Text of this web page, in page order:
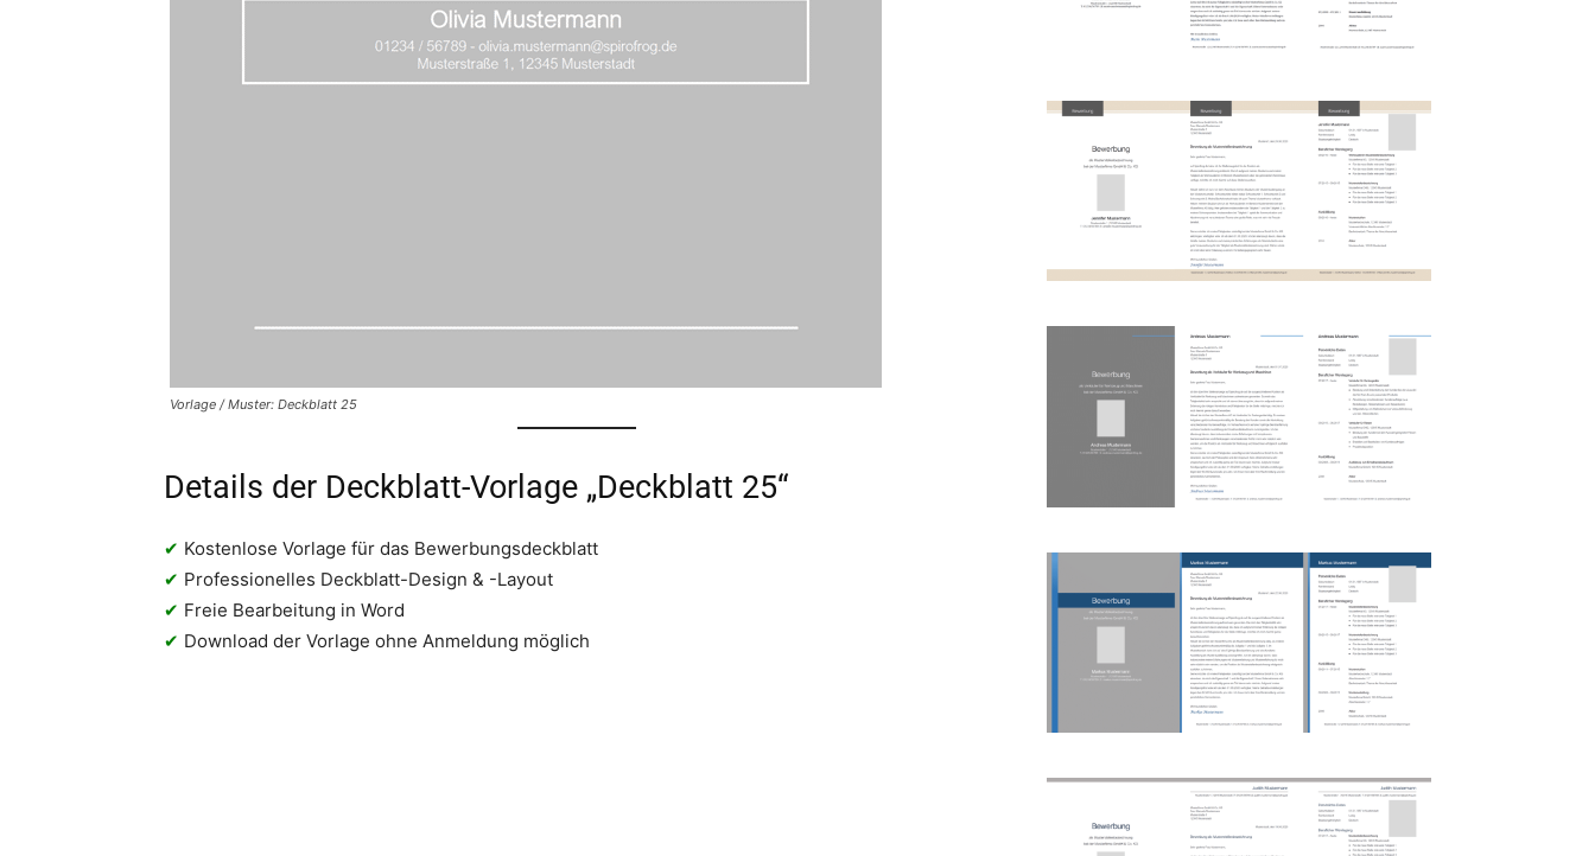
Vorlage / Muster: Deckblatt 25
Details der Deckblatt-Vorlage „Deckblatt 25“
✔ Kostenlose Vorlage für das Bewerbungsdeckblatt
✔ Professionelles Deckblatt-Design & -Layout
✔ Freie Bearbeitung in Word
✔ Download der Vorlage ohne Anmeldung möglich